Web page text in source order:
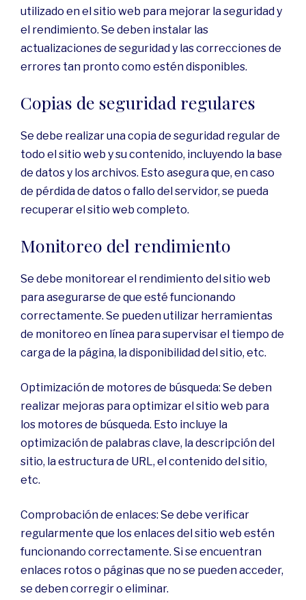
utilizado en el sitio web para mejorar la seguridad y
el rendimiento. Se deben instalar las
actualizaciones de seguridad y las correcciones de
errores tan pronto como estén disponibles.
Copias de seguridad regulares
Se debe realizar una copia de seguridad regular de
todo el sitio web y su contenido, incluyendo la base
de datos y los archivos. Esto asegura que, en caso
de pérdida de datos o fallo del servidor, se pueda
recuperar el sitio web completo.
Monitoreo del rendimiento
Se debe monitorear el rendimiento del sitio web
para asegurarse de que esté funcionando
correctamente. Se pueden utilizar herramientas
de monitoreo en línea para supervisar el tiempo de
carga de la página, la disponibilidad del sitio, etc.
Optimización de motores de búsqueda: Se deben
realizar mejoras para optimizar el sitio web para
los motores de búsqueda. Esto incluye la
optimización de palabras clave, la descripción del
sitio, la estructura de URL, el contenido del sitio,
etc.
Comprobación de enlaces: Se debe verificar
regularmente que los enlaces del sitio web estén
funcionando correctamente. Si se encuentran
enlaces rotos o páginas que no se pueden acceder,
se deben corregir o eliminar.